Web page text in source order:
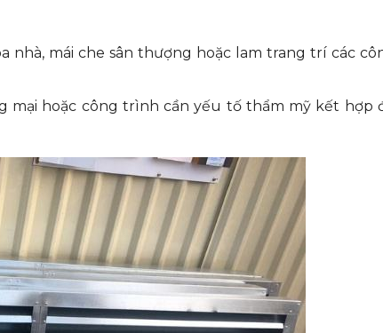
mái che sân thượng hoặc lam trang trí các
mại hoặc công trình cần yếu tố thẩm mỹ kết hợp